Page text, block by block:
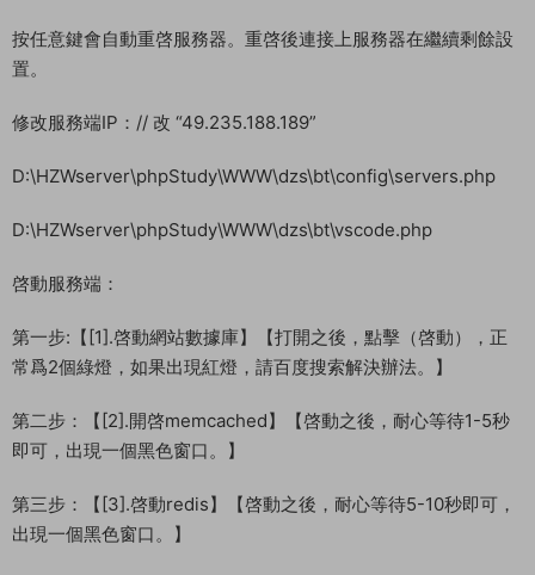
按任意鍵會自動重啓服務器。重啓後連接上服務器在繼續剩餘設
置。
修改服務端IP：// 改 “49.235.188.189”
D:\HZWserver\phpStudy\WWW\dzs\bt\config\servers.php
D:\HZWserver\phpStudy\WWW\dzs\bt\vscode.php
啓動服務端：
第一步:【[1].啓動網站數據庫】【打開之後，點擊（啓動），正
常爲2個綠燈，如果出現紅燈，請百度搜索解決辦法。】
第二步：【[2].開啓memcached】【啓動之後，耐心等待1-5秒
即可，出現一個黑色窗口。】
第三步：【[3].啓動redis】【啓動之後，耐心等待5-10秒即可，
出現一個黑色窗口。】